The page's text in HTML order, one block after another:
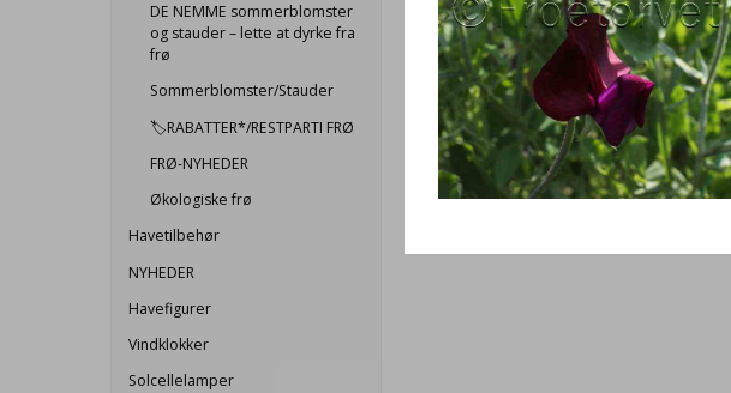
DE NEMME sommerblomster
og stauder – lette at dyrke fra
frø
Sommerblomster/Stauder
🏷️RABATTER*/RESTPARTI FRØ
FRØ-NYHEDER
Økologiske frø
Havetilbehør
NYHEDER
Havefigurer
Vindklokker
Solcellelamper